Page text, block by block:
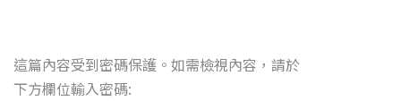
這篇內容受到密碼保護。如需檢視內容，請於
下方欄位輸入密碼: